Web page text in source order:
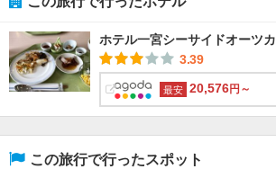
ホテル一宮シーサイドオーツカ
3.39
最安 20,576円～
この旅行で行ったスポット